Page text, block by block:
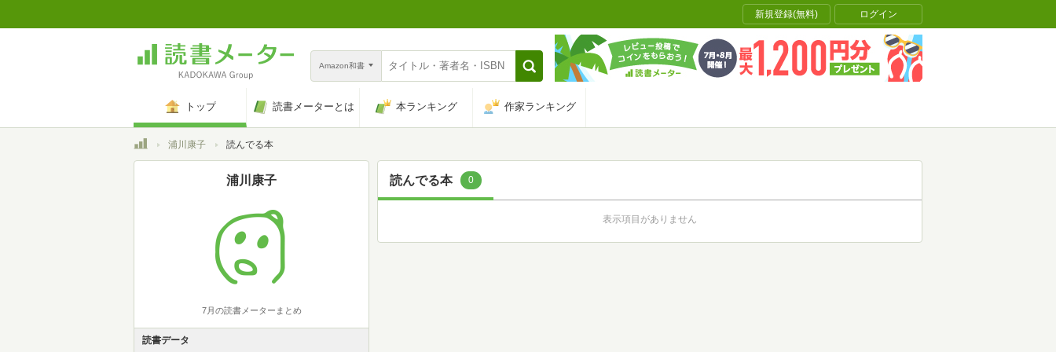
新規登録(無料) ログイン
Amazon和書
トップ 読書メーターとは 本ランキング 作家ランキング
トップ浦川康子 読んでる本
読んでる本 0
表示項目がありません
浦川康子
7月の読書メーターまとめ
読書データ